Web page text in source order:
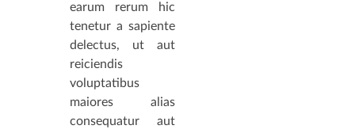
earum rerum hic
tenetur a sapiente
delectus, ut aut
reiciendis
voluptatibus
maiores alias
consequatur aut